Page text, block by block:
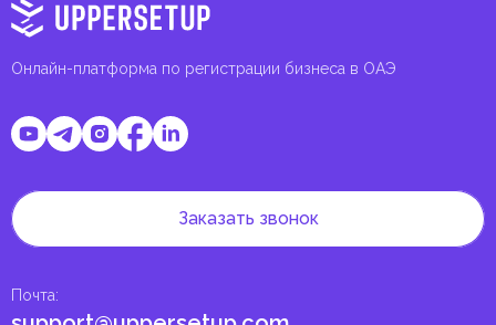
Онлайн-платформа по регистрации бизнеса в ОАЭ
Почта:
Заказать звонок